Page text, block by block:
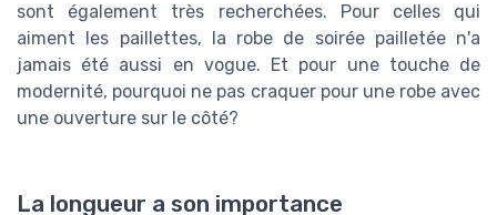
sont également très recherchées. Pour celles qui
aiment les paillettes, la robe de soirée pailletée n'a
jamais été aussi en vogue. Et pour une touche de
modernité, pourquoi ne pas craquer pour une robe avec
une ouverture sur le côté?
La longueur a son importance